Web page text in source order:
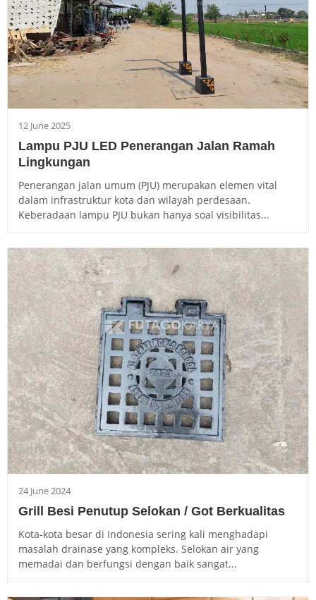
12 June 2025
Lampu PJU LED Penerangan Jalan Ramah
Lingkungan
Penerangan jalan umum (PJU) merupakan elemen vital
dalam infrastruktur kota dan wilayah perdesaan.
Keberadaan lampu PJU bukan hanya soal visibilitas...
24 June 2024
Grill Besi Penutup Selokan / Got Berkualitas
Kota-kota besar di Indonesia sering kali menghadapi
masalah drainase yang kompleks. Selokan air yang
memadai dan berfungsi dengan baik sangat...